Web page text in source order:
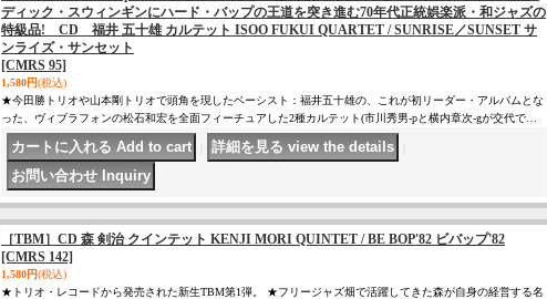
ディック・スウィンギンにハード・バップの王道を突き進む70年代正統娯楽派・和ジャズの
特級品! CD 福井 五十雄 カルテット ISOO FUKUI QUARTET / SUNRISE／SUNSET サ
ンライズ・サンセット
[CMRS 95]
1,580円(税込)
★今田勝トリオや山本剛トリオで頭角を現したベーシスト：福井五十雄の、これが初リーダー・アルバムとな
った、ヴィブラフォンの松石和宏を全面フィーチュアした2種カルテット(市川秀男-pと横内章次-gが交代で…
［TBM］CD 森 剣治 クインテット KENJI MORI QUINTET / BE BOP'82 ビバップ'82
[CMRS 142]
1,580円(税込)
★トリオ・レコードから発売された新生TBM第1弾。 ★フリージャズ畑で活躍してきた森が自身の経営する名